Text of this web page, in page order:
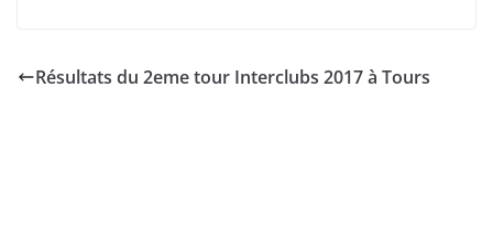
Résultats du 2eme tour Interclubs 2017 à Tours